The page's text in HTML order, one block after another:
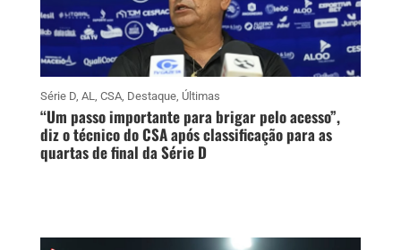
Série D, AL CSA, Destaque, Últimas
“Um passo importante para brigar pelo acesso”,
diz o técnico do CSA após classificação para as
quartas de final da Série D